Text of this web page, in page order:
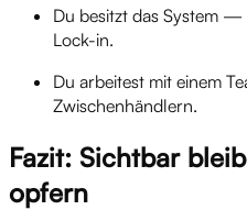
Du besitzt das System —
Lock-in.
Du arbeitest mit einem
Zwischenhändlern.
Fazit: Sichtbar
opfern